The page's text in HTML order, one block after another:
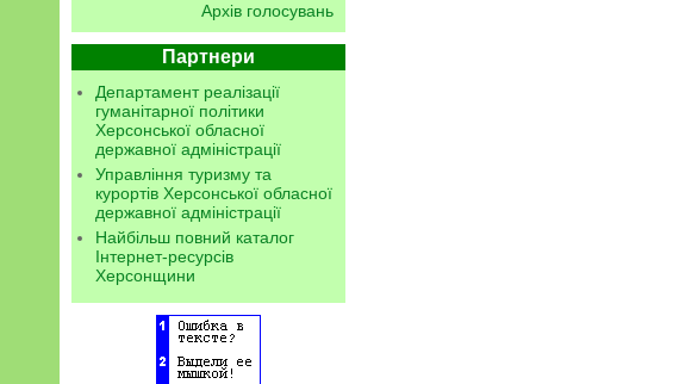
Архів голосувань
Партнери
Департамент реалізації
гуманітарної політики
Херсонської обласної
державної адміністрації
Управління туризму та
курортів Херсонської обласної
державної адміністрації
Найбільш повний каталог
Інтернет-ресурсів
Херсонщини